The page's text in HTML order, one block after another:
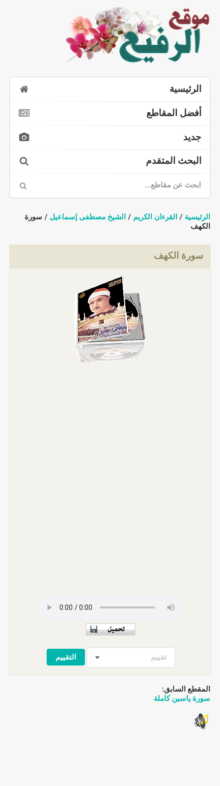
الرئيسية
أفضل المقاطع
جديد
البحث المتقدم
الرئيسية / القرءان الكريم / الشيخ مصطفى إسماعيل / سورة
الكهف
سورة الكهف
تقييم
المقطع السابق:
سورة ياسين كاملة